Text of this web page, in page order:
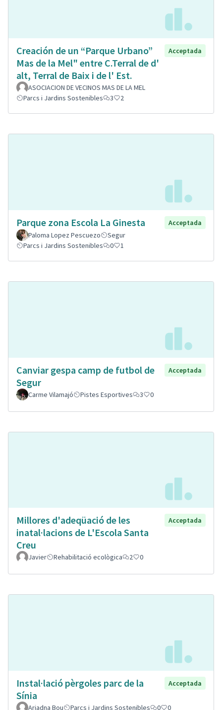
Creación de un “Parque Urbano”
Mas de la Mel" entre C.Terral de d'
alt, Terral de Baix i de l' Est.
Acceptada
ASOCIACION DE VECINOS MAS DE LA MEL
Parcs i Jardins Sostenibles
3 2
Parque zona Escola La Ginesta
Acceptada
Paloma Lopez Pescuezo
Segur
Parcs i Jardins Sostenibles
0 1
Canviar gespa camp de futbol de
Segur
Acceptada
Carme Vilamajó Pistes Esportives 3 0
Millores d'adeqüació de les
inatal·lacions de L'Escola Santa
Creu
Acceptada
Javier Rehabilitació ecològica 2 0
Instal·lació pèrgoles parc de la
Sínia
Acceptada
Ariadna Bou Parcs i Jardins Sostenibles 0 0